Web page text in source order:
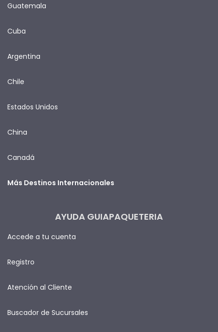
Guatemala
Cuba
Argentina
Chile
Estados Unidos
China
Canadá
Más Destinos Internacionales
AYUDA GUIAPAQUETERIA
Accede a tu cuenta
Registro
Atención al Cliente
Buscador de Sucursales